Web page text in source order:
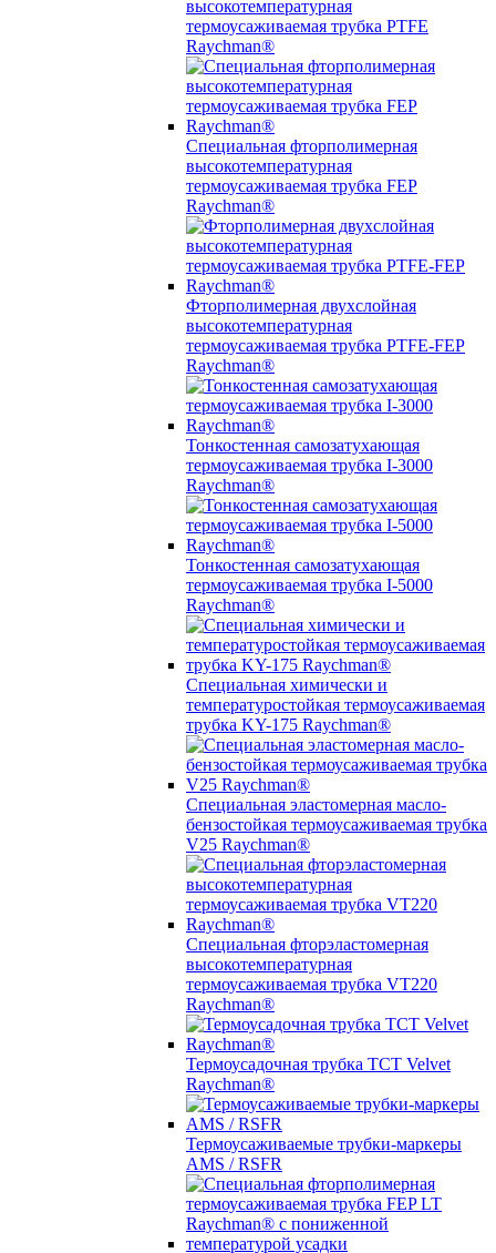
высокотемпературная
термоусаживаемая трубка PTFE
Raychman®
Специальная фторполимерная
высокотемпературная
термоусаживаемая трубка FEP
Raychman®
Фторполимерная двухслойная
высокотемпературная
термоусаживаемая трубка PTFE-FEP
Raychman®
Тонкостенная самозатухающая
термоусаживаемая трубка I-3000
Raychman®
Тонкостенная самозатухающая
термоусаживаемая трубка I-5000
Raychman®
Специальная химически и
температуростойкая термоусаживаемая
трубка KY-175 Raychman®
Специальная эластомерная масло-
бензостойкая термоусаживаемая трубка
V25 Raychman®
Специальная фторэластомерная
высокотемпературная
термоусаживаемая трубка VT220
Raychman®
Термоусадочная трубка TCT Velvet
Raychman®
Термоусаживаемые трубки-маркеры
AMS / RSFR